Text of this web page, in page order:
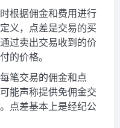
根据佣金和费用进行
义，点差是交易的买
过卖出交易收到的价
的价格。
笔交易的佣金和点
能声称提供免佣金交
点差基本上是经纪公